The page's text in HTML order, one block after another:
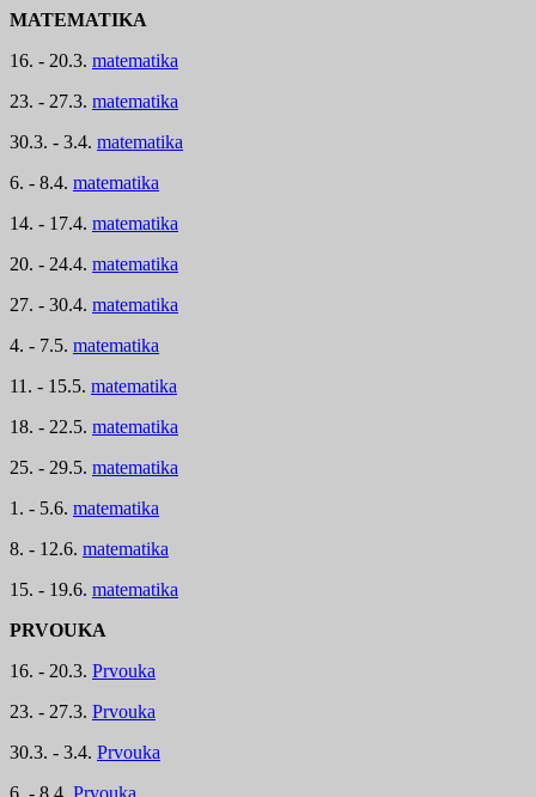
MATEMATIKA
16. - 20.3. matematika
23. - 27.3. matematika
30.3. - 3.4. matematika
6. - 8.4. matematika
14. - 17.4. matematika
20. - 24.4. matematika
27. - 30.4. matematika
4. - 7.5. matematika
11. - 15.5. matematika
18. - 22.5. matematika
25. - 29.5. matematika
1. - 5.6. matematika
8. - 12.6. matematika
15. - 19.6. matematika
PRVOUKA
16. - 20.3. Prvouka
23. - 27.3. Prvouka
30.3. - 3.4. Prvouka
6. - 8.4. Prvouka